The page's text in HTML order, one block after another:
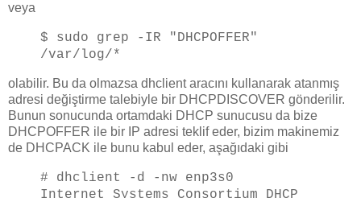
veya
$ sudo grep -IR "DHCPOFFER"
/var/log/*
olabilir. Bu da olmazsa dhclient aracını kullanarak atanmış
adresi değiştirme talebiyle bir DHCPDISCOVER gönderilir.
Bunun sonucunda ortamdaki DHCP sunucusu da bize
DHCPOFFER ile bir IP adresi teklif eder, bizim makinemiz
de DHCPACK ile bunu kabul eder, aşağıdaki gibi
# dhclient -d -nw enp3s0
Internet Systems Consortium DHCP